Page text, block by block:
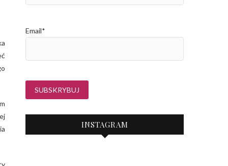
Email*
INSTAGRAM